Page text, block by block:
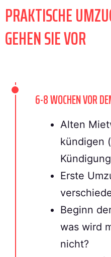
PRAKTISCHE
GEHEN SIE VOR
6-8 WOCHEN VOR
Alten
kündigen
Erste
Beginn
was wird
nicht?